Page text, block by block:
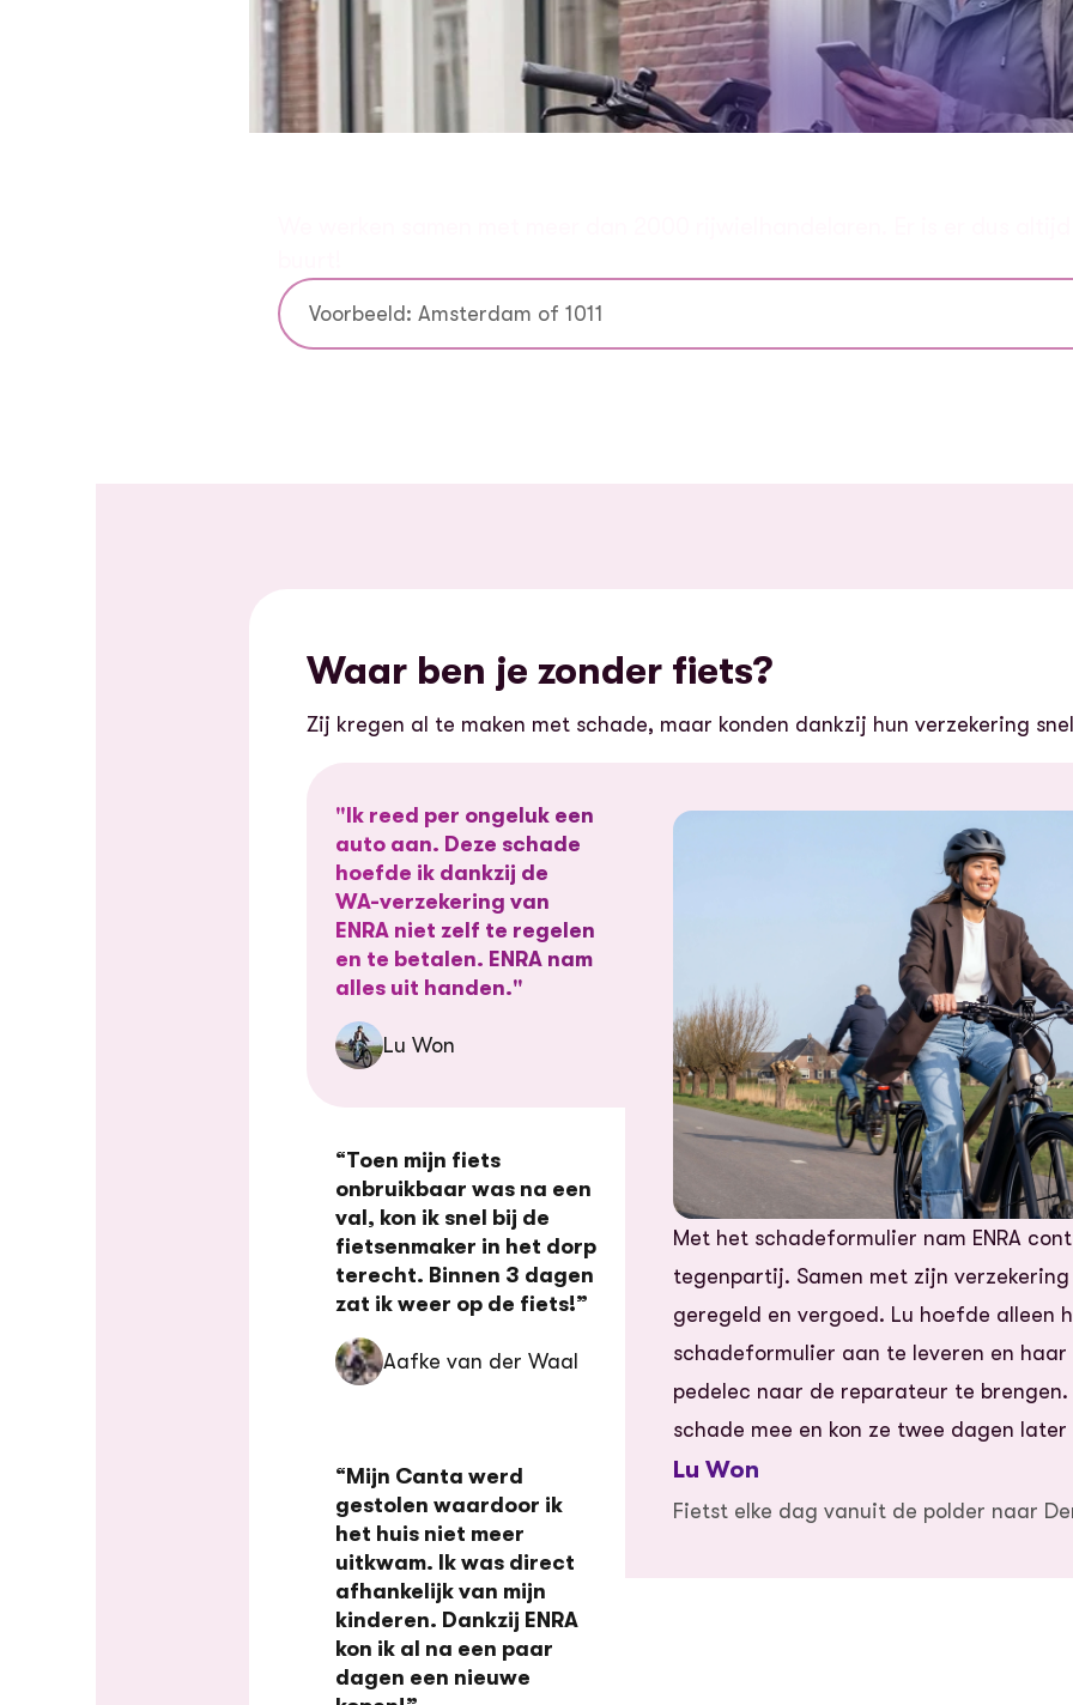
Vul je plaatsnaam in
Waar ben je zonder fiets?
Zij kregen al te maken met schade, maar konden dankzij hun verzekering
"Ik reed per ongeluk een
auto aan. Deze schade
hoefde ik dankzij de
WA-verzekering van
ENRA niet zelf te regelen
en te betalen. ENRA nam
alles uit handen."
Lu Won
“Toen mijn fiets
onbruikbaar was na een
val, kon ik snel bij de
fietsenmaker in het dorp
terecht. Binnen 3 dagen
zat ik weer op de fiets!”
Aafke van der Waal
“Mijn Canta werd
gestolen waardoor ik
het huis niet meer
uitkwam. Ik was direct
afhankelijk van mijn
kinderen. Dankzij ENRA
kon ik al na een paar
dagen een nieuwe
Met het schadeformulier nam ENRA
tegenpartij. Samen met zijn
geregeld en vergoed. Lu hoefde alleen
schadeformulier aan te leveren en haar
pedelec naar de reparateur te
schade mee en kon ze twee dagen
Lu Won
Fietst elke dag vanuit de polder naar